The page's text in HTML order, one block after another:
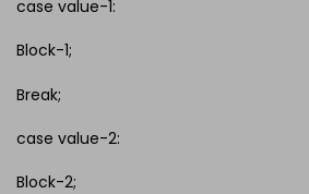
case value-1:
Block-1;
Break;
case value-2:
Block-2;